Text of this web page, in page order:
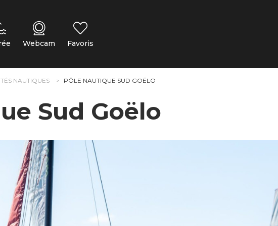
Webcam Favoris
NAUTIQUES PÔLE NAUTIQUE SUD GOËLO
Sud Goëlo